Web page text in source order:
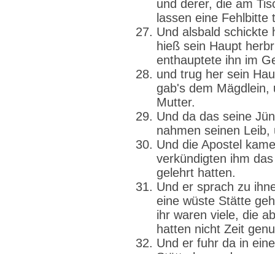
und derer, die am
lassen eine Fehlbitte
Und alsbald schickte
hieß sein Haupt
enthauptete ihn im
und trug her sein
gab's dem Mägdlein,
Mutter.
Und da das seine
nahmen seinen
Und die Apostel
verkündigten ihm
gelehrt hatten.
Und er sprach zu
eine wüste Stätte
ihr waren viele, die
hatten nicht Zeit
Und er fuhr da in